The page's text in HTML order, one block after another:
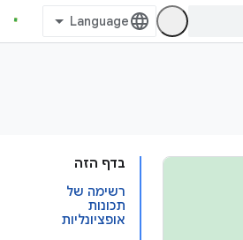
בדף הזה
רשימה של
תכונות
אופציונליות